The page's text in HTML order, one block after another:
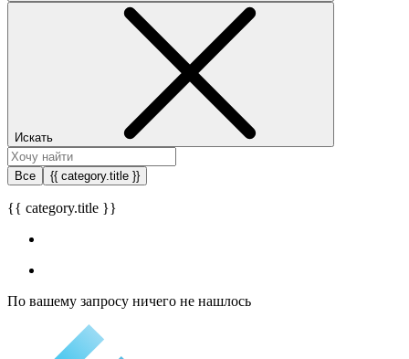
Искать
Все {{ category.title }}
{{ category.title }}
По вашему запросу ничего не нашлось